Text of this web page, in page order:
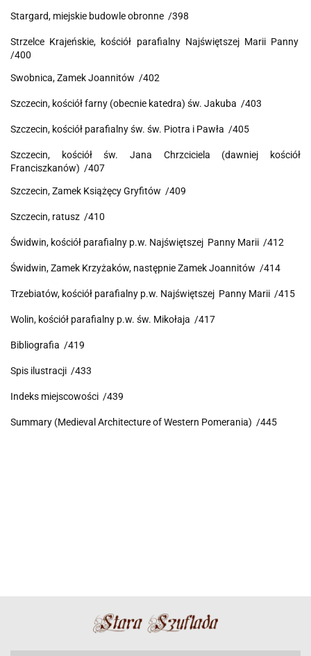
Stargard, miejskie budowle obronne /398
Strzelce Krajeńskie, kościół parafialny Najświętszej Marii Panny
/400
Swobnica, Zamek Joannitów /402
Szczecin, kościół farny (obecnie katedra) św. Jakuba /403
Szczecin, kościół parafialny św. św. Piotra i Pawła /405
Szczecin, kościół św. Jana Chrzciciela (dawniej kościół
Franciszkanów) /407
Szczecin, Zamek Książęcy Gryfitów /409
Szczecin, ratusz /410
Świdwin, kościół parafialny p.w. Najświętszej Panny Marii /412
Świdwin, Zamek Krzyżaków, następnie Zamek Joannitów /414
Trzebiatów, kościół parafialny p.w. Najświętszej Panny Marii /415
Wolin, kościół parafialny p.w. św. Mikołaja /417
Bibliografia /419
Spis ilustracji /433
Indeks miejscowości /439
Summary (Medieval Architecture of Western Pomerania) /445